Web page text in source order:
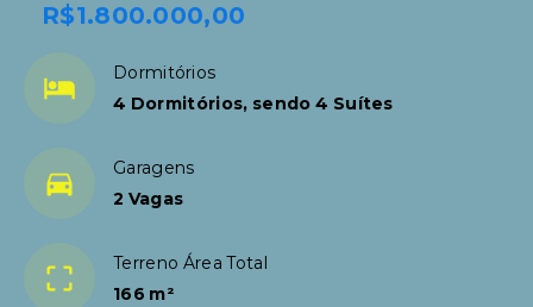
R$1.800.000,00
Dormitórios
4 Dormitórios, sendo 4 Suítes
Garagens
2 Vagas
Terreno Área Total
166 m²